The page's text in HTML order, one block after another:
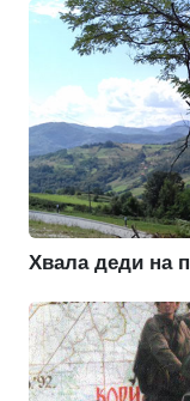
Хвала деди на